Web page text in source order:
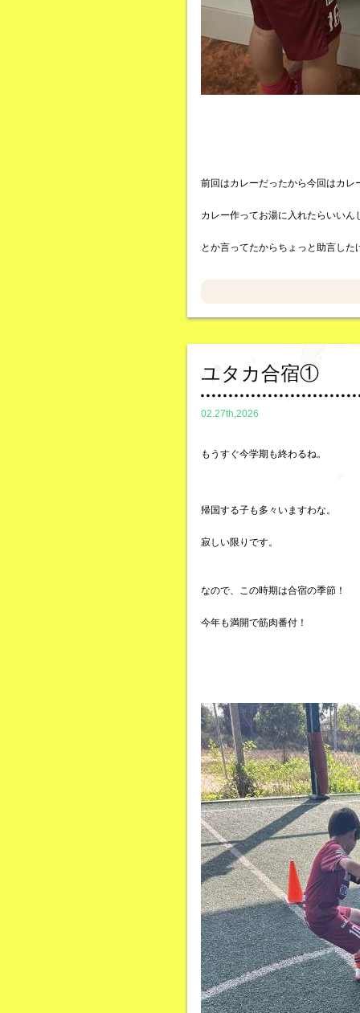
前回はカレーだったから今回はカレ
カレー作ってお湯に入れたらいいん
とか言ってたからちょっと助言し
ユタカ合宿①
02.27th,2026
もうすぐ今学期も終わるね。
帰国する子も多々いますわな。
寂しい限りです。
なので、この時期は合宿の季節！
今年も満開で筋肉番付！